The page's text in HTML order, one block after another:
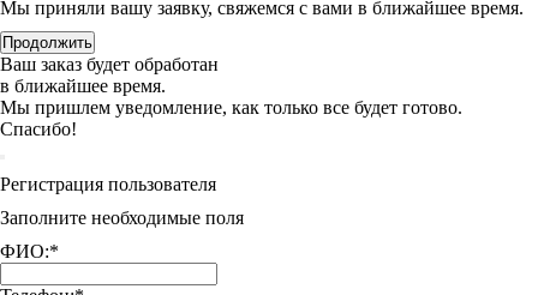
Мы приняли вашу заявку, свяжемся с вами в ближайшее время.
Продолжить
Ваш заказ будет обработан
в ближайшее время.
Мы пришлем уведомление, как только все будет готово.
Спасибо!
Регистрация пользователя
Заполните необходимые поля
ФИО:*